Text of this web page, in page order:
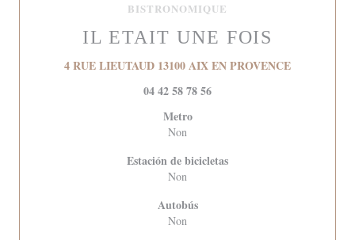
BISTRONOMIQUE
IL ETAIT UNE FOIS
4 RUE LIEUTAUD 13100 AIX EN PROVENCE((abre en
04 42 58 78 56
Metro
Non
Estación de bicicletas
Non
Autobús
Non